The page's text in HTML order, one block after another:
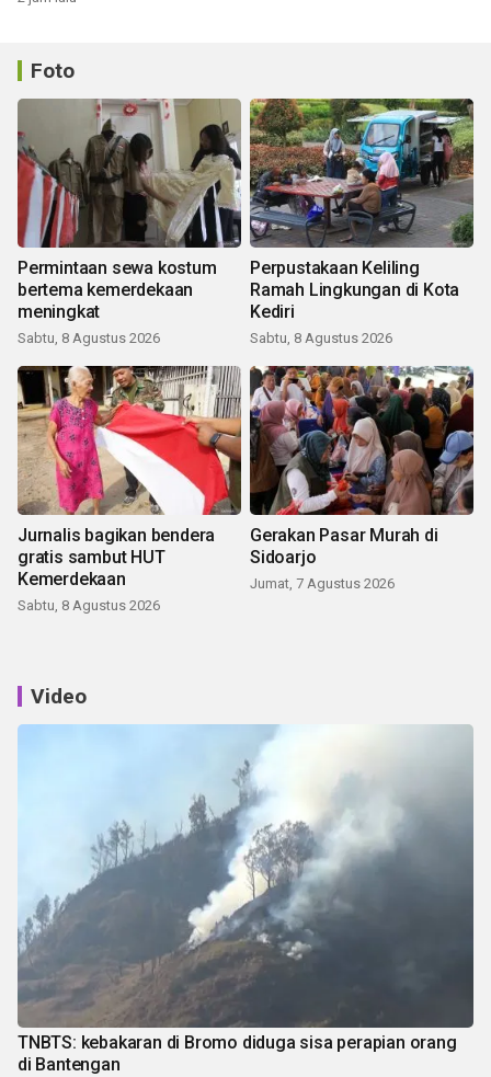
Foto
Permintaan sewa kostum
bertema kemerdekaan
meningkat
Sabtu, 8 Agustus 2026
Perpustakaan Keliling
Ramah Lingkungan di Kota
Kediri
Sabtu, 8 Agustus 2026
Jurnalis bagikan bendera
gratis sambut HUT
Kemerdekaan
Sabtu, 8 Agustus 2026
Gerakan Pasar Murah di
Sidoarjo
Jumat, 7 Agustus 2026
Video
TNBTS: kebakaran di Bromo diduga sisa perapian orang
di Bantengan